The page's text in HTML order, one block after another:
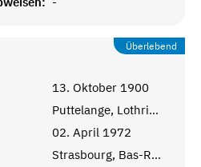
Überlebend
13. Oktober 1900
Puttelange, Lothringen
02. April 1972
Strasbourg, Bas-Rhin, Alsace